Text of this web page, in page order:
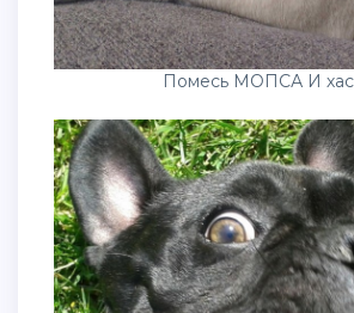
Помесь МОПСА И